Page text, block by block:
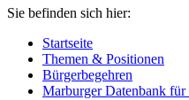
Sie befinden sich hier:
Startseite
Themen & Positionen
Bürgerbegehren
Marburger Datenbank für